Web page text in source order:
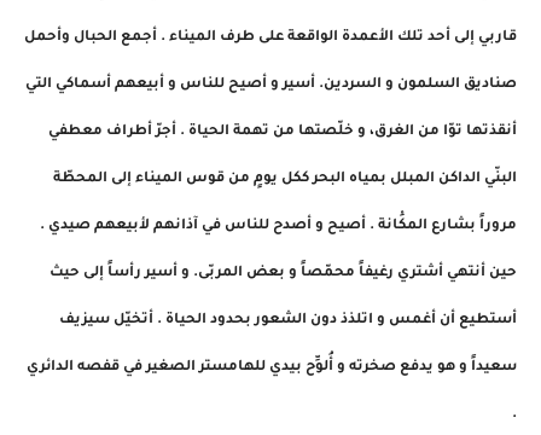
قاربي إلى أحد تلك الأعمدة الواقعة على طرف الميناء . أجمع الحبال وأحمل
صناديق السلمون و السردين. أسير و أصيح للناس و أبيعهم أسماكي التي
أنقذتها توّا من الغرق، و خلّصتها من تهمة الحياة . أجرّ أطراف معطفي
البنّي الداكن المبلل بمياه البحر ككل يومٍ من قوس الميناء إلى المحطّة
مروراً بشارع المكَْانة . أصيح و أصدح للناس في آذانهم لأبيعهم صيدي .
حين أنتهي أشتري رغيفاً محمّصاً و بعض المربّى. و أسير رأساً إلى حيث
أستطيع أن أغمس و اتلذذ دون الشعور بحدود الحياة . أتخيّل سيزيف
سعيداً و هو يدفع صخرته و أُلوِّح بيدي للهامستر الصغير في قفصه الدائري
.